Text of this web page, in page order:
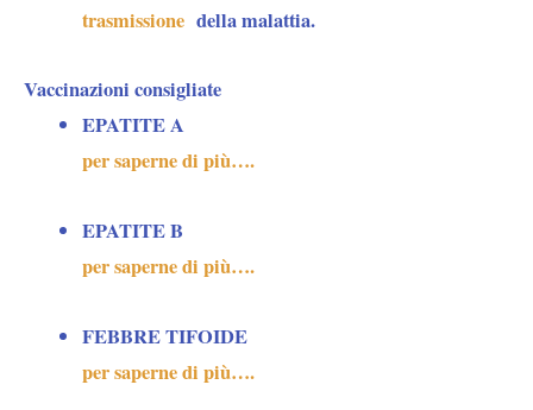
trasmissione della malattia.
Vaccinazioni consigliate
EPATITE A
per saperne di più….
EPATITE B
per saperne di più….
FEBBRE TIFOIDE
per saperne di più….